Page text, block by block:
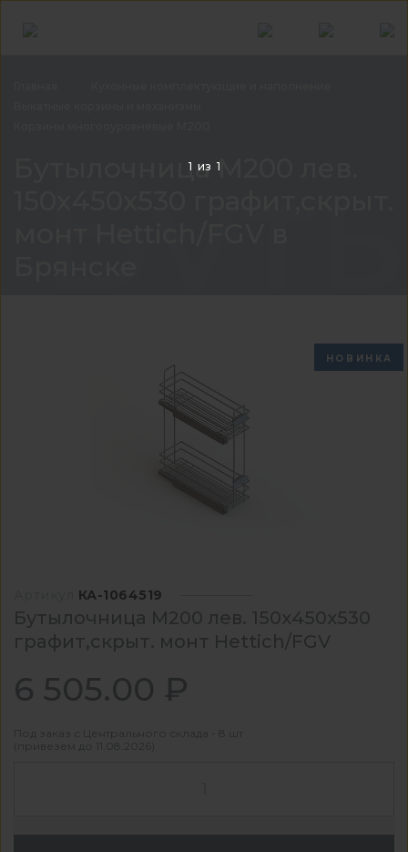
Бутылочница М200 лев.
НОВИНКА
КА-1064519
Бутылочница М200 лев. 150х450х530
графит,скрыт. монт Hettich/FGV
6 505.00 ₽
Под заказ с Центрального склада - 8 шт
(привезем до 11.08.2026)
1 из 1